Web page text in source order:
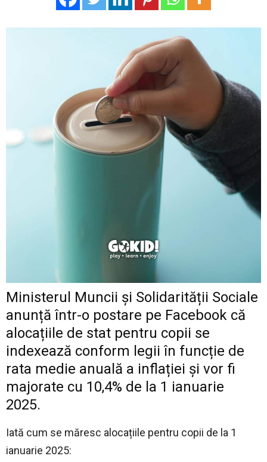
Ministerul Muncii și Solidarității Sociale
anunță într-o postare pe Facebook că
alocațiile de stat pentru copii se
indexează conform legii în funcție de
rata medie anuală a inflației și vor fi
majorate cu 10,4% de la 1 ianuarie
2025.
Iată cum se măresc alocațiile pentru copii de la 1
ianuarie 2025: